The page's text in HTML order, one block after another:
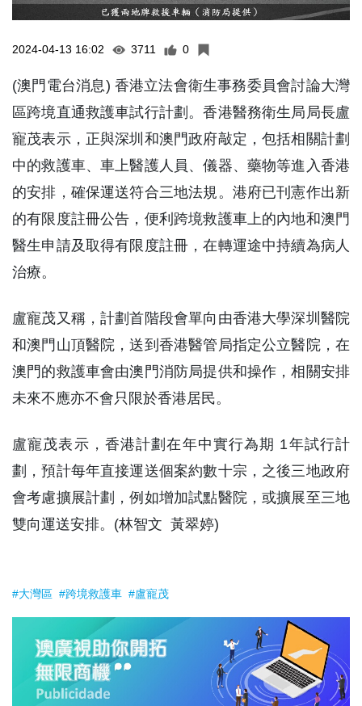
2024-04-13 16:02 3711 0
(澳門電台消息) 香港立法會衛生事務委員會討論大灣
區跨境直通救護車試行計劃。香港醫務衛生局局長盧
寵茂表示，正與深圳和澳門政府敲定，包括相關計劃
中的救護車、車上醫護人員、儀器、藥物等進入香港
的安排，確保運送符合三地法規。港府已刊憲作出新
的有限度註冊公告，便利跨境救護車上的內地和澳門
醫生申請及取得有限度註冊，在轉運途中持續為病人
治療。
盧寵茂又稱，計劃首階段會單向由香港大學深圳醫院
和澳門山頂醫院，送到香港醫管局指定公立醫院，在
澳門的救護車會由澳門消防局提供和操作，相關安排
未來不應亦不會只限於香港居民。
盧寵茂表示，香港計劃在年中實行為期 1年試行計
劃，預計每年直接運送個案約數十宗，之後三地政府
會考慮擴展計劃，例如增加試點醫院，或擴展至三地
雙向運送安排。(林智文 黃翠婷)
#大灣區 #跨境救護車 #盧寵茂